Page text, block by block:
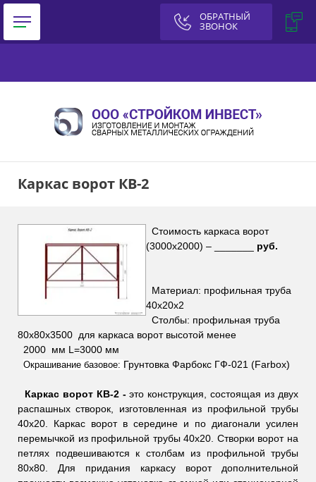
ОБРАТНЫЙ
ЗВОНОК
Каркас ворот КВ-2
Стоимость каркаса ворот
(3000х2000) – _______
руб.
Материал: профильная труба
40х20х2
Столбы: профильная труба
80х80х3500 для каркаса ворот высотой менее
2000 мм L=3000 мм
Окрашивание базовое: Грунтовка Фарбокс ГФ-021 (Farbox)
Каркас ворот КВ-2 -это конструкция, состоящая из двух
распашных створок, изготовленная из профильной трубы
40х20. Каркас ворот в середине и по диагонали усилен
перемычкой из профильной трубы 40х20. Створки ворот на
петлях подвешиваются к столбам из профильной трубы
80х80. Для придания каркасу ворот дополнительной